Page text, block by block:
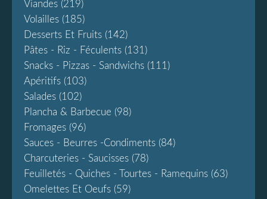
Viandes (219)
Volailles (185)
Desserts Et Fruits (142)
Pâtes - Riz - Féculents (131)
Snacks - Pizzas - Sandwichs (111)
Apéritifs (103)
Salades (102)
Plancha & Barbecue (98)
Fromages (96)
Sauces - Beurres -condiments (84)
Charcuteries - Saucisses (78)
Feuilletés - Quiches - Tourtes - Ramequins (63)
Omelettes Et Oeufs (59)